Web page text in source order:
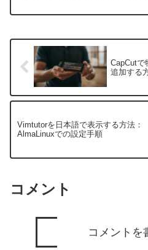
CapCutで
追加する
Vimtutorを日本語で表示する方法：
AlmaLinuxでの設定手順
コメント
コメントを